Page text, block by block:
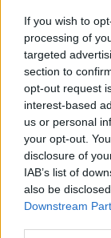
If you wish to
processing of
targeted
section to
opt-out request
interest-based
us or personal
your opt-out.
disclosure of
IAB’s list of
also be
Downstream
„Mercedes
prabangiais
ratų: pristatytas
aukščiausios
kemperis